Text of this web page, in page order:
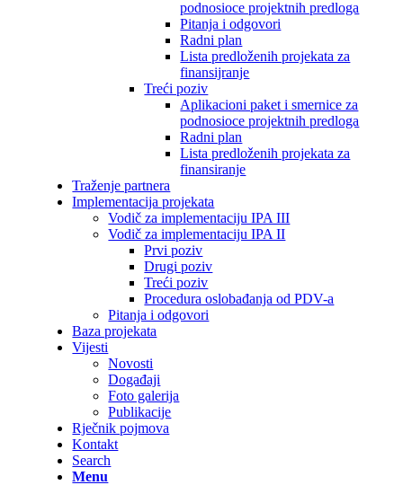
podnosioce projektnih predloga
Pitanja i odgovori
Radni plan
Lista predloženih projekata za
finansijranje
Treći poziv
Aplikacioni paket i smernice za
podnosioce projektnih predloga
Radni plan
Lista predloženih projekata za
finansiranje
Traženje partnera
Implementacija projekata
Vodič za implementaciju IPA III
Vodič za implementaciju IPA II
Prvi poziv
Drugi poziv
Treći poziv
Procedura oslobađanja od PDV-a
Pitanja i odgovori
Baza projekata
Vijesti
Novosti
Događaji
Foto galerija
Publikacije
Rječnik pojmova
Kontakt
Search
Menu